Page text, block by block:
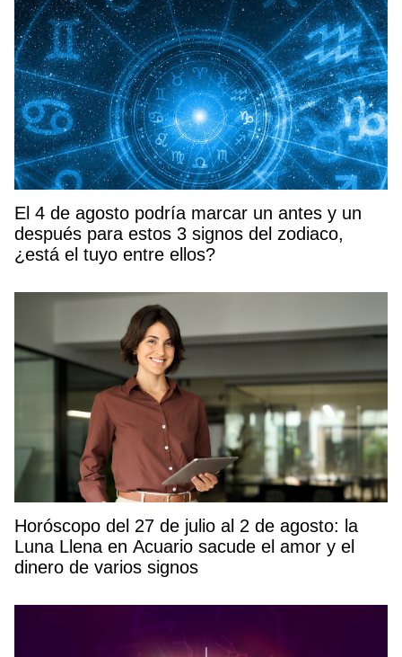
El 4 de agosto podría marcar un antes y un
después para estos 3 signos del zodiaco,
¿está el tuyo entre ellos?
Horóscopo del 27 de julio al 2 de agosto: la
Luna Llena en Acuario sacude el amor y el
dinero de varios signos